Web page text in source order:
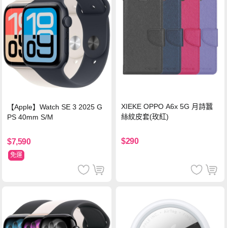
【Apple】Watch SE 3 2025 G
PS 40mm S/M
$7,590
免運
XIEKE OPPO A6x 5G 月詩蠶
絲紋皮套(玫紅)
$290